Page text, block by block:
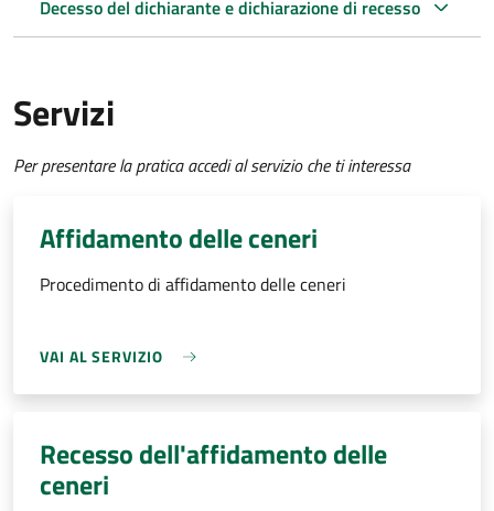
Decesso del dichiarante e dichiarazione di recesso
Servizi
Per presentare la pratica accedi al servizio che ti interessa
Affidamento delle ceneri
Procedimento di affidamento delle ceneri
VAI AL SERVIZIO
Recesso dell'affidamento delle
ceneri